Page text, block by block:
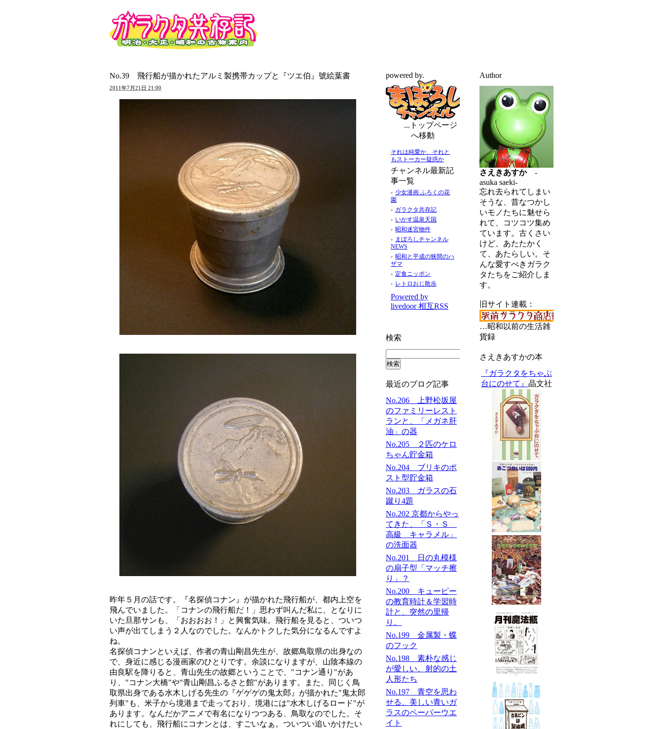
No.39 飛行船が描かれたアルミ製携帯カップと『ツエ伯』號絵葉書
2011年7月21日 21:00
昨年５月の話です。『名探偵コナン』が描かれた飛行船が、都内上空を
飛んでいました。「コナンの飛行船だ！」思わず叫んだ私に、となりに
いた旦那サンも、「おおおお！」と興奮気味。飛行船を見ると、ついつ
い声が出てしまう２人なのでした。なんかトクした気分になるんですよ
ね。
名探偵コナンといえば、作者の青山剛昌先生が、故郷鳥取県の出身なの
で、身近に感じる漫画家のひとりです。余談になりますが、山陰本線の
由良駅を降りると、青山先生の故郷ということで、"コナン通り"があ
り、"コナン大橋"や"青山剛昌ふるさと館"があります。また、同じく鳥
取県出身である水木しげる先生の『ゲゲゲの鬼太郎』が描かれた"鬼太郎
列車"も、米子から境港まで走っており、境港には"水木しげるロード"が
あります。なんだかアニメで有名になりつつある、鳥取なのでした。そ
れにしても、飛行船にコナンとは、すごいなぁ。ついつい追いかけたい
Author
さえきあすか-
asuka saeki-
忘れ去られてしまい
そうな、昔なつかし
いモノたちに魅せら
れて、コツコツ集め
ています。古くさい
けど、あたたかく
て、あたらしい。そ
んな愛すべきガラク
タたちをご紹介しま
す。
旧サイト連載：
…昭和以前の生活雑
貨録
さえきあすかの本
『ガラクタをちゃぶ
台にのせて』 晶文社
powered by.
...トップページ
へ移動
それは純愛か、それと
もストーカー疑惑か
チャンネル最新記
事一覧
少女漫画 ふろくの花
園
ガラクタ共存記
いかす温泉天国
昭和迷宮物件
まぼろしチャンネル
NEWS
昭和と平成の狭間のハ
ザマ
定食ニッポン
レトロおじ散歩
Powered by
livedoor 相互RSS
検索
最近のブログ記事
No.206 上野松坂屋
のファミリーレスト
ランと、「メガネ肝
油」の器
No.205 ２匹のケロ
ちゃん貯金箱
No.204 ブリキのポ
スト型貯金箱
No.203 ガラスの石
蹴り4題
No.202 京都からやっ
てきた、「Ｓ・Ｓ
高級 キャラメル」
の洗面器
No.201 日の丸模様
の扇子型「マッチ擦
り」？
No.200 キューピー
の教育時計＆学習時
計と、突然の里帰
り。
No.199 金属製・蝶
のフック
No.198 素朴な感じ
が愛しい、射的の土
人形たち
No.197 青空を思わ
せる、美しい青いガ
ラスのペーパーウエ
イト